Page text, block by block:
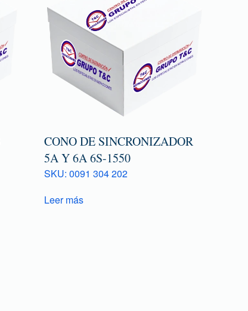
CONO DE SINCRONIZADOR
5A Y 6A 6S-1550
SKU: 0091 304 202
Leer más